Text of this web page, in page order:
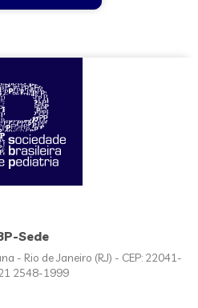
Sede
- Rio de Janeiro (RJ) - CEP: 22041-
2548-1999